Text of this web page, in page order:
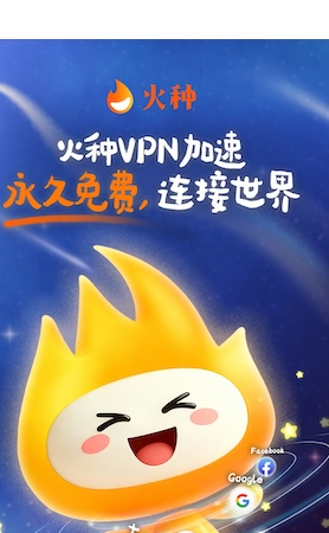
支持
支持[0] 反对[0]
支持[0] 反对[0]
旋风加速器
软件中心 银河加速器